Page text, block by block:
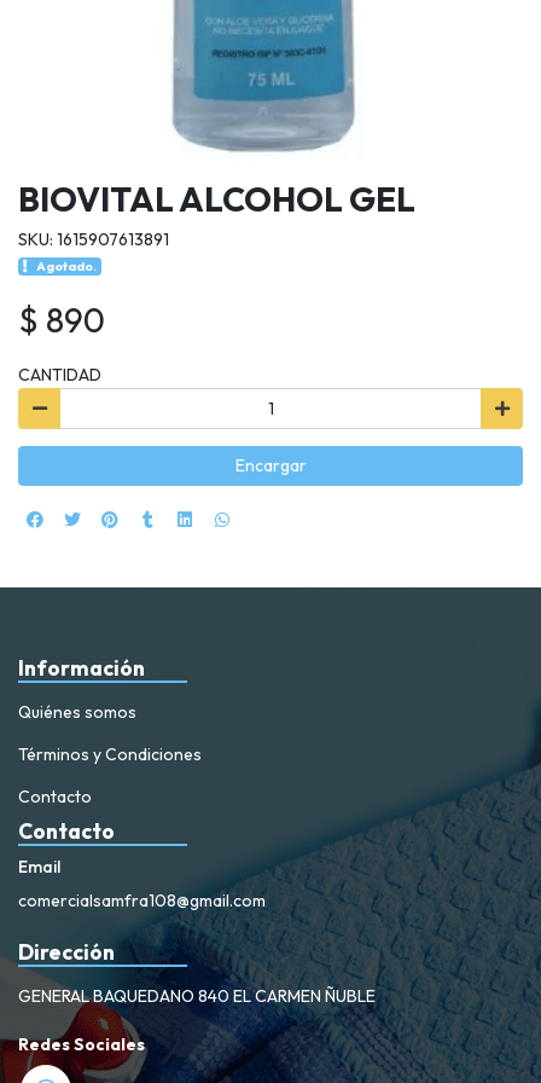
BIOVITAL ALCOHOL GEL
SKU: 1615907613891
Agotado.
$ 890
CANTIDAD
Encargar
Información
Quiénes somos
Términos y Condiciones
Contacto
Contacto
Email
comercialsamfra108@gmail.com
Dirección
GENERAL BAQUEDANO 840 EL CARMEN ÑUBLE
Redes Sociales